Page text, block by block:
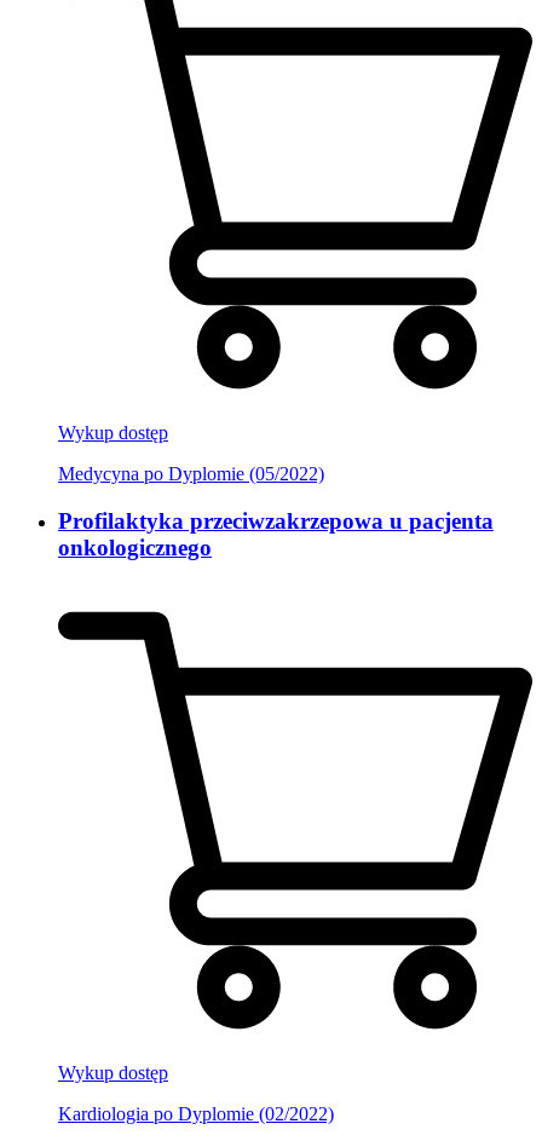
Wykup dostęp
Medycyna po Dyplomie (05/2022)
Profilaktyka przeciwzakrzepowa u pacjenta
onkologicznego
Wykup dostęp
Kardiologia po Dyplomie (02/2022)